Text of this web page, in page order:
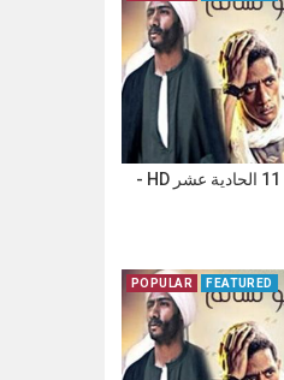
مسلسل ابن حلال الحلقة 11 الحادية عشر HD -
POPULAR FEATURED